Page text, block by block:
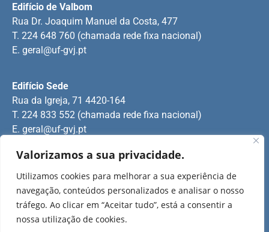
Valorizamos a sua privacidade.
Utilizamos cookies para melhorar a sua experiência de
navegação, conteúdos personalizados e analisar o nosso
tráfego. Ao clicar em “Aceitar tudo”, está a consentir a
nossa utilização de cookies.
Rua Manuel Pinto Martins
T. 224 509 703 (chamada rede fixa nacional)
E.geral@uf-gvj.pt
Edifício Sede
Rua da Igreja, 71 4420-164
T. 224 833 552 (chamada rede fixa nacional)
E. geral@uf-gvj.pt
Edifício de Valbom
Rua Dr. Joaquim Manuel da Costa, 477
T. 224 648 760 (chamada rede fixa nacional)
E. geral@uf-gvj.pt